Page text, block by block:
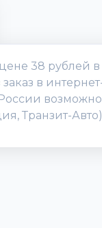
цене 38
в
Транзит-